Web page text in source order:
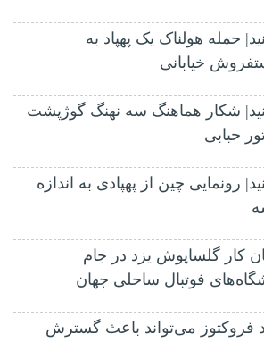
حمله هولناک یک پهپاد به
خیابانی
شکار هماهنگ سه نهنگ گوژپشت
حبابی
رونمایی چین از پهپادی به اندازه
کار گلساپوش یزد در جام
فوتبال ساحلی جهان
می‌تواند باعث گسترش